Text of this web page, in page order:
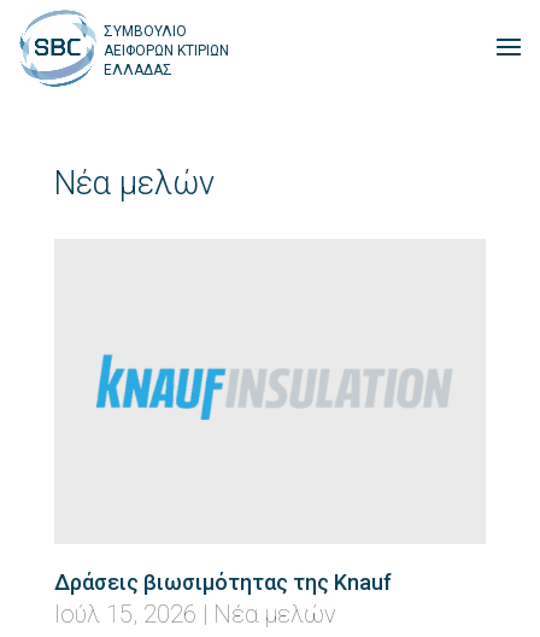
ΣΥΜΒΟΥΛΙΟ
ΑΕΙΦΟΡΩΝ ΚΤΙΡΙΩΝ
ΕΛΛΑΔΑΣ
Νέα μελών
Δράσεις βιωσιμότητας της Knauf
Ιούλ 15, 2026 | Νέα μελών